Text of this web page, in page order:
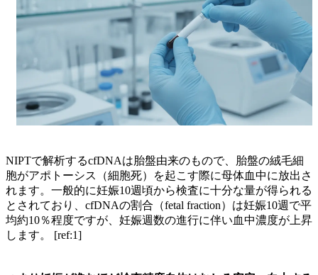
NIPTで解析するcfDNAは胎盤由来のもので、胎盤の絨毛細
胞がアポトーシス（細胞死）を起こす際に母体血中に放出さ
れます。一般的に妊娠10週頃から検査に十分な量が得られる
とされており、cfDNAの割合（fetal fraction）は妊娠10週で平
均約10％程度ですが、妊娠週数の進行に伴い血中濃度が上昇
します。 [ref:1]